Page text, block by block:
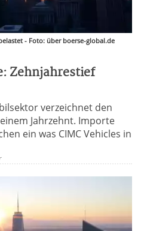
- Foto: über boerse-global.de
Zehnjahrestief
verzeichnet den
Jahrzehnt. Importe
ein was CIMC Vehicles in